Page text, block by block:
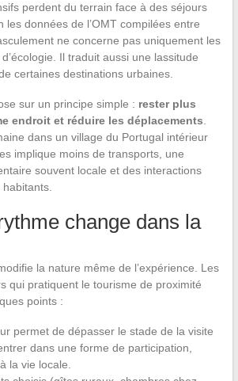
perdent du terrain face à des séjours
les données de l’OMT compilées entre
ne concerne pas uniquement les
Il traduit aussi une lassitude
certaines destinations urbaines.
sur un principe simple : rester plus
endroit et réduire les déplacements
dans un village du Portugal intérieur
implique moins de transports, une
souvent locale et des interactions
change dans la
la nature même de l’expérience. Les
qui pratiquent le tourisme de proximité
points :
permet de dépasser le stade de la visite
dans une forme de participation,
la vie locale.